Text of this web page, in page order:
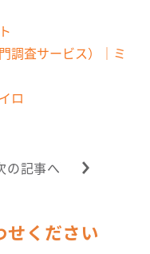
調査サービス）｜ミ
ロ
の記事へ
せください